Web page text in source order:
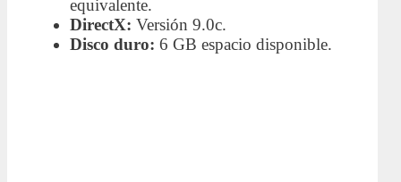
equivalente.
DirectX: Versión 9.0c.
Disco duro: 6 GB espacio disponible.